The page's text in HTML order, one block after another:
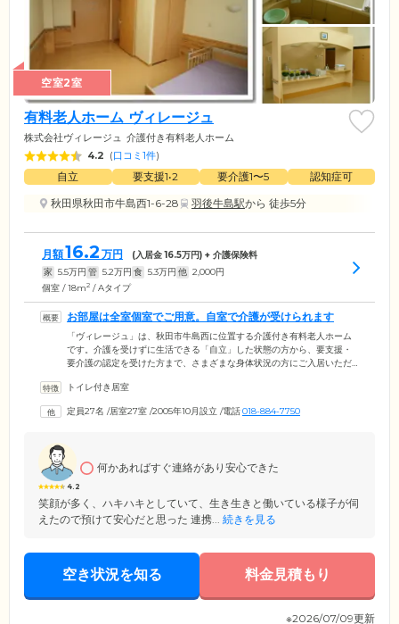
空室2室
有料老人ホーム ヴィレージュ
株式会社ヴィレージュ 介護付き有料老人ホーム
4.2 (口コミ1件)
自立 要支援1•2 要介護1〜5
認知症可
秋田県秋田市牛島西1-6-28
羽後牛島駅から 徒歩5分
月額16.2 万円 (入居金16.5万円) + 介護保険料
家 5.5万円 管 5.2万円 食 5.3万円 他 2,000円
個室 / 18m2 / Aタイプ
お部屋は全室個室でご用意。自室で介護が受けられます
「ヴィレージュ」は、秋田市牛島西に位置する介護付き有料老人ホーム
です。介護を受けずに生活できる「自立」した状態の方から、要支援・
要介護の認定を受けた方まで、さまざまな身体状況の方にご入居いただ
イバシーの保たれた空間で、必要な介護サービスを受けながらお過ごし
なくし、各所に手すりを取り付けているので、歩行に不安を抱えた方も
トイレ付き居室
定員27名 /居室27室 /2005年10月設立 /電話018-884-7750
4.2
何かあればすぐ連絡があり安心できた
笑顔が多く、ハキハキとしていて、生き生きと働いている様子が伺
えたので預けて安心だと思った 連携... 続きを見る
空き状況を知る 料金見積もり
※2026/07/09更新